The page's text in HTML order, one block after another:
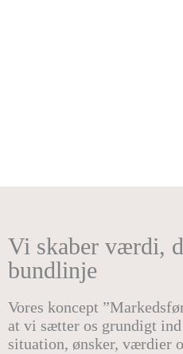
Vi skaber værdi,
bundlinje
Vores koncept
at vi sætter os grundigt
situation, ønsker, værdier